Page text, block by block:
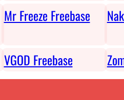
Mr Freeze Freebase
VGOD Freebase